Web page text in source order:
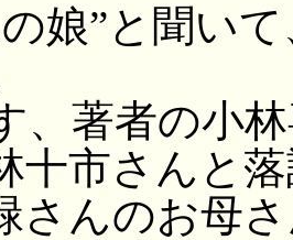
娘”と聞い
、著者の小
十市さんと
さんのお母